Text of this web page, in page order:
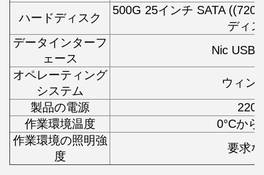
ハードディスク
500G 25インチ SATA
ディ
データインターフ
ェース
Nic USB
オペレーティング
システム
ウィン
製品の電源
220V
作業環境温度
0°Cから
作業環境の照明強
度
要求